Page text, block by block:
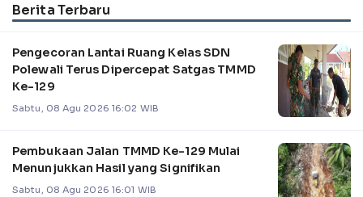
Berita Terbaru
Pengecoran Lantai Ruang Kelas SDN
Polewali Terus Dipercepat Satgas TMMD
Ke-129
Sabtu, 08 Agu 2026 16:02 WIB
Pembukaan Jalan TMMD Ke-129 Mulai
Menunjukkan Hasil yang Signifikan
Sabtu, 08 Agu 2026 16:01 WIB